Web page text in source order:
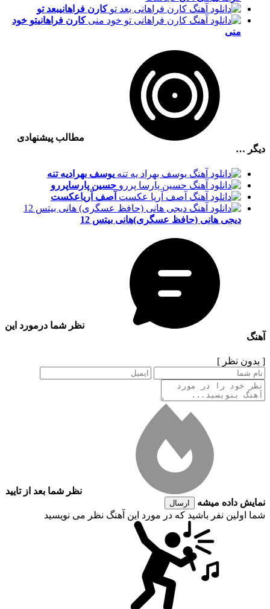
کارن فراهانیبعد تو
کارن فراهانیتو خود
منی
مطالب پیشنهادی
دیگر …
یوسف بهرادیه تنه
حسین پارساپررو
آصف آریاعکست
دیجی هانی (حافظ عسگری)هانی بیتس 12
نظر شما درمورد این
آهنگ
[ بدون نظر ]
نظر شما بعد از تایید
نمایش داده میشه
ارسال
شما اولین نفر باشید که در مورد این آهنگ نظر می نویسید